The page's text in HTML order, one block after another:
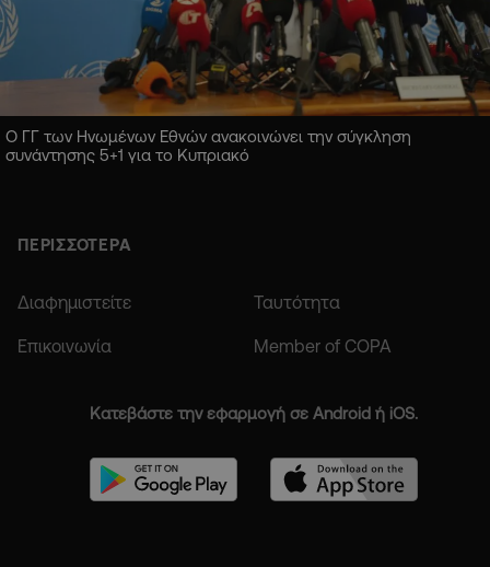
Ο ΓΓ των Ηνωμένων Εθνών ανακοινώνει την σύγκληση
συνάντησης 5+1 για το Κυπριακό
ΠΕΡΙΣΣΟΤΕΡΑ
Διαφημιστείτε Ταυτότητα
Επικοινωνία Member of COPA
Κατεβάστε την εφαρμογή σε Android ή iOS.